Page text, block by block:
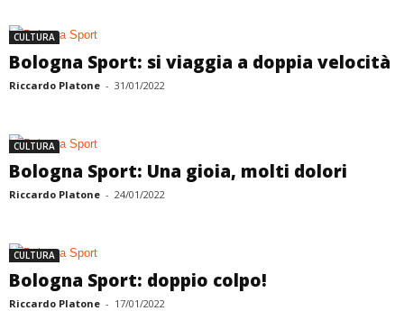
CULTURA
Bologna Sport: si viaggia a doppia velocità
Riccardo Platone - 31/01/2022
CULTURA
Bologna Sport: Una gioia, molti dolori
Riccardo Platone - 24/01/2022
CULTURA
Bologna Sport: doppio colpo!
Riccardo Platone - 17/01/2022